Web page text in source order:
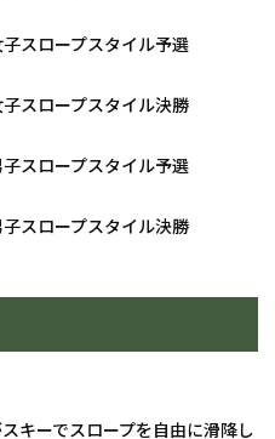
スロープスタイル予選
スロープスタイル決勝
スロープスタイル予選
スロープスタイル決勝
キーでスロープを自由に滑降し